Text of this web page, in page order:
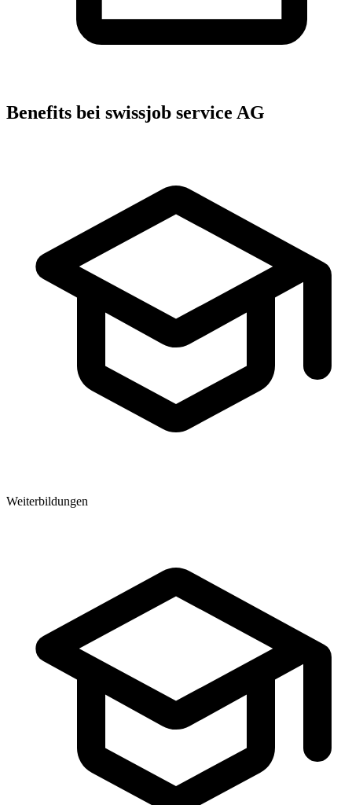
Benefits bei swissjob service AG
Weiterbildungen